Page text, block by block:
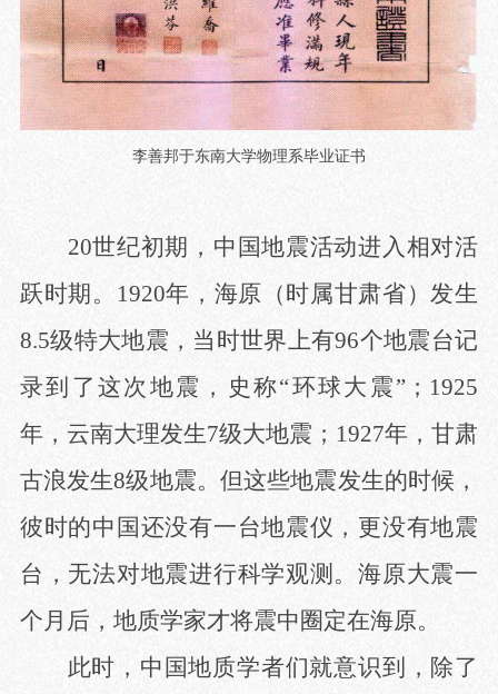
李善邦于东南大学物理系毕业证书
20世纪初期，中国地震活动进入相对活
跃时期。1920年，海原（时属甘肃省）发生
8.5级特大地震，当时世界上有96个地震台记
录到了这次地震，史称“环球大震”；1925
年，云南大理发生7级大地震；1927年，甘肃
古浪发生8级地震。但这些地震发生的时候，
彼时的中国还没有一台地震仪，更没有地震
台，无法对地震进行科学观测。海原大震一
个月后，地质学家才将震中圈定在海原。
此时，中国地质学者们就意识到，除了